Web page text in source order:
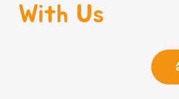
With Us